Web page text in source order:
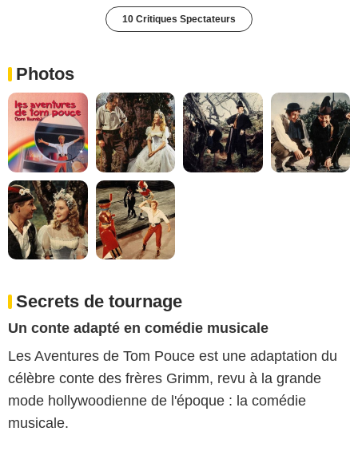
10 Critiques Spectateurs
Photos
Secrets de tournage
Un conte adapté en comédie musicale
Les Aventures de Tom Pouce est une adaptation du
célèbre conte des frères Grimm, revu à la grande
mode hollywoodienne de l'époque : la comédie
musicale.